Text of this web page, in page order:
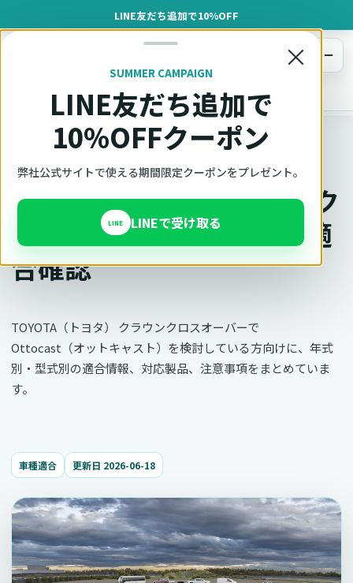
LINE友だち追加で10%OFF
×
SUMMER CAMPAIGN
LINE友だち追加で
10%OFFクーポン
弊社公式サイトで使える期間限定クーポンをプレゼント。
LINE LINEで受け取る
オットキャスト
メニュー
車種適合確認 TOYOTA（トヨタ） クラウンクロスオーバー
車種別適合
オットキャスト TOYOTA ク
ラウンクロスオーバーの適
合確認
TOYOTA（トヨタ） クラウンクロスオーバーで
Ottocast（オットキャスト）を検討している方向けに、年式
別・型式別の適合情報、対応製品、注意事項をまとめていま
す。
車種適合 更新日 2026-06-18